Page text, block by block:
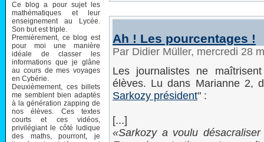
Ce blog a pour sujet les
mathématiques et leur
enseignement au Lycée.
Son but est triple.
Premièrement, ce blog est
pour moi une manière
idéale de classer les
informations que je glâne
au cours de mes voyages
en Cybérie.
Deuxièmement, ces billets
me semblent bien adaptés
à la génération zapping de
nos élèves. Ces textes
courts et ces vidéos,
privilégiant le côté ludique
des maths, pourront, je
Ah ! Les pourcentages !
Par Didier Müller, mercredi 28
Les journalistes ne
élèves. Lu dans Marianne 2,
Sarkozy président" :
[...]
Sarkozy a voulu